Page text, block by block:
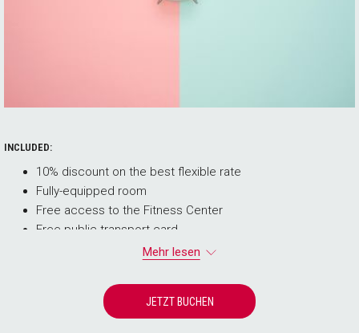
INCLUDED:
10% discount on the best flexible rate
Fully-equipped room
Free access to the Fitness Center
Free public transport card
Free shuttle service to the Lausanne train station (upon
City tax of CHF 6.00 per person and per night is not
included in this rate
Mehr lesen
JETZT BUCHEN